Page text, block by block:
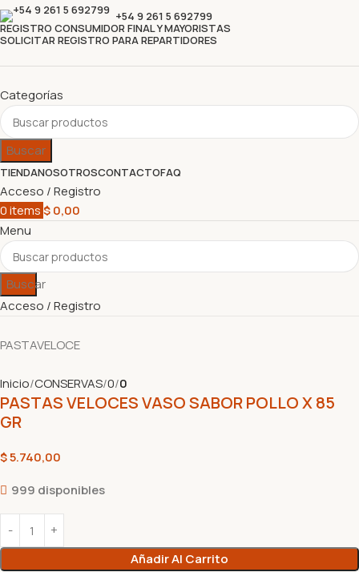
+54 9 261 5 692799
REGISTRO CONSUMIDOR FINAL Y MAYORISTAS
SOLICITAR REGISTRO PARA REPARTIDORES
Categorías
Buscar
TIENDANOSOTROSCONTACTOFAQ
Acceso / Registro
0items$0,00
Menu
Buscar
Acceso / Registro
PASTAVELOCE
Inicio CONSERVAS 0 0
PASTAS VELOCES VASO SABOR POLLO X 85
GR
$5.740,00
999 disponibles
Añadir Al Carrito